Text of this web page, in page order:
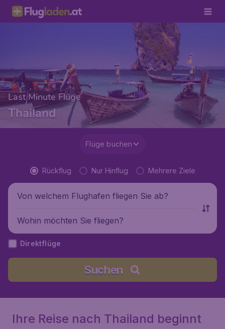
Last Minute Flüge
Thailand
Flüge buchen
Rückflug Nur Hinflug Mehrere Ziele
Von welchem Flughafen fliegen Sie ab?
Wohin möchten Sie fliegen?
Direktflüge
Suchen
Ihre Reise nach Thailand beginnt